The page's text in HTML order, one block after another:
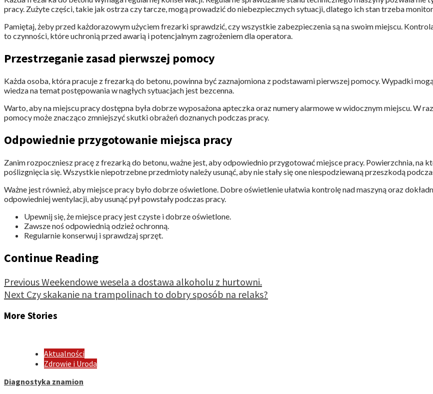
pracy. Zużyte części, takie jak ostrza czy tarcze, mogą prowadzić do niebezpiecznych sytuacji, dlatego ich stan trzeba
Pamiętaj, żeby przed każdorazowym użyciem frezarki sprawdzić, czy wszystkie zabezpieczenia są na swoim miejscu.
to czynności, które uchronią przed awarią i potencjalnym zagrożeniem dla operatora.
Przestrzeganie zasad pierwszej pomocy
Każda osoba, która pracuje z frezarką do betonu, powinna być zaznajomiona z podstawami pierwszej pomocy. Wypadki
wiedza na temat postępowania w nagłych sytuacjach jest bezcenna.
Warto, aby na miejscu pracy dostępna była dobrze wyposażona apteczka oraz numery alarmowe w widocznym miejscu. W
pomocy może znacząco zmniejszyć skutki obrażeń doznanych podczas pracy.
Odpowiednie przygotowanie miejsca pracy
Zanim rozpoczniesz pracę z frezarką do betonu, ważne jest, aby odpowiednio przygotować miejsce pracy. Powierzchnia, na
poślizgnięcia się. Wszystkie niepotrzebne przedmioty należy usunąć, aby nie stały się one niespodziewaną przeszkodą
Ważne jest również, aby miejsce pracy było dobrze oświetlone. Dobre oświetlenie ułatwia kontrolę nad maszyną oraz
odpowiedniej wentylacji, aby usunąć pył powstały podczas pracy.
Upewnij się, że miejsce pracy jest czyste i dobrze oświetlone.
Zawsze noś odpowiednią odzież ochronną.
Regularnie konserwuj i sprawdzaj sprzęt.
Continue Reading
PreviousWeekendowe wesela a dostawa alkoholu z hurtowni.
Next Czy skakanie na trampolinach to dobry sposób na relaks?
More Stories
Aktualności
Zdrowie i Uroda
Diagnostyka znamion